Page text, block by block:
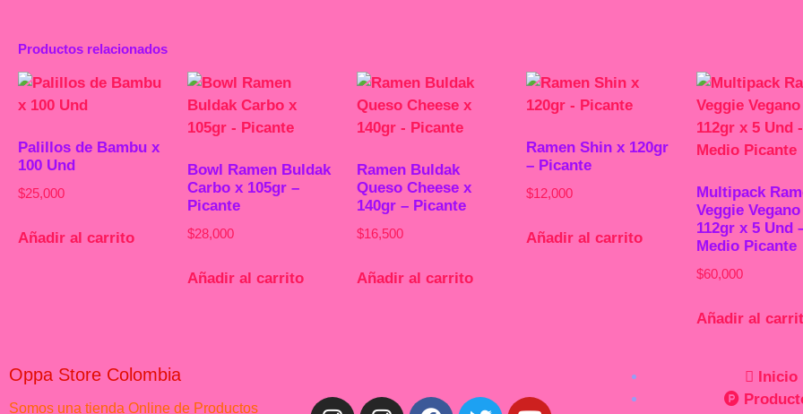
Productos relacionados
Palillos de Bambu x
100 Und
$25,000
Añadir al carrito
Bowl Ramen Buldak
Carbo x 105gr –
Picante
$28,000
Añadir al carrito
Ramen Buldak
Queso Cheese x
140gr – Picante
$16,500
Añadir al carrito
Ramen Shin x 120gr
– Picante
$12,000
Añadir al carrito
Multipack
Veggie
112gr x 5 Und
Medio Picante
$60,000
Añadir al
Oppa Store Colombia
Somos una tienda Online de Productos
Inicio